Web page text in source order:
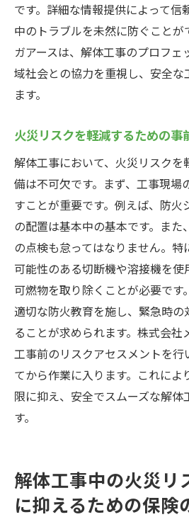
火災保険加入後のサポ
工事現場での安全対策
です。詳細な情報提供によって信
中のトラブルを未然に防ぐことが
ガアースは、解体工事のプロフェ
域社会との協力を重視し、安全
ます。
火災リスクを軽減するための事
解体工事において、火災リスク
備は不可欠です。まず、工事現場
すことが重要です。例えば、防火
の配置は基本中の基本です。また
の点検も怠ってはなりません。特
可能性のある切断機や溶接機を
可燃物を取り除くことが必要です
適切な防火教育を施し、緊急時
ることが求められます。株式会社
工事前のリスクアセスメントを
てから作業に入ります。これによ
限に抑え、安全でスムーズな解体
す。
解体工事中の火災リ
に抑えるための保険